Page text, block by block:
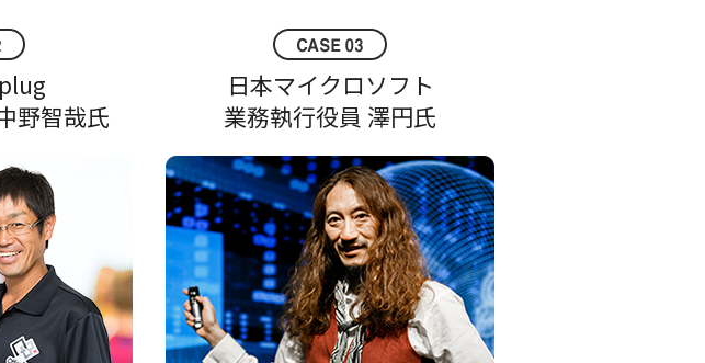
野智哉氏
日本マイクロソフト
業務執行役員 澤円氏